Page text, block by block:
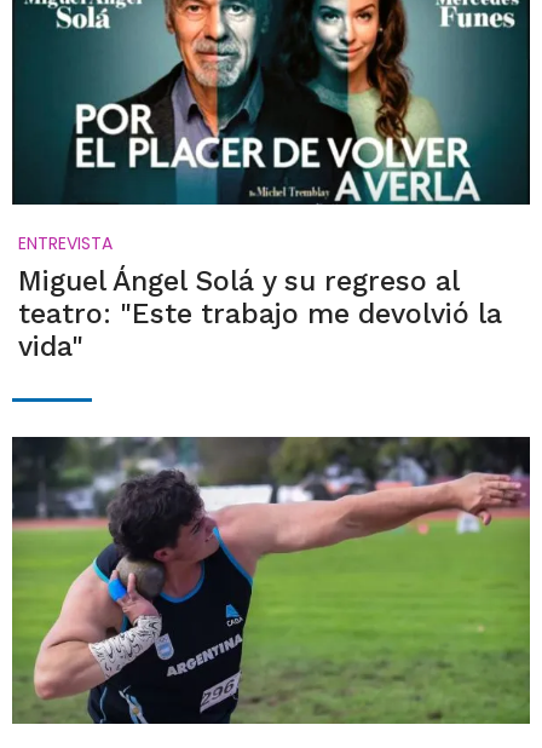
ENTREVISTA
Miguel Ángel Solá y su regreso al
teatro: "Este trabajo me devolvió la
vida"